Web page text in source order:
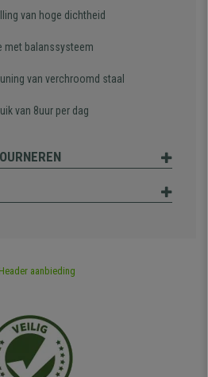
van hoge dichtheid
met balanssysteem
van verchroomd staal
van 8uur per dag